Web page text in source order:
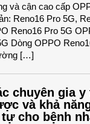
và cận cao cấp
Reno16 Pro 5G,
Reno16 Pro 5G
Dòng OPPO
[…]
chuyên gia
và khả
cho bệnh